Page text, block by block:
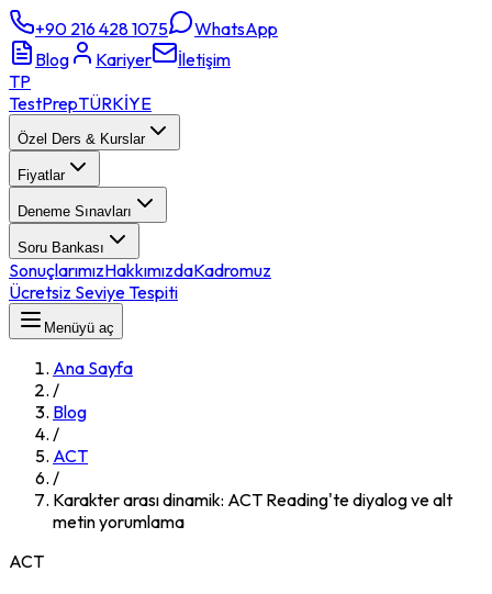
+90 216 428 1075
WhatsApp
Blog
Kariyer
İletişim
TP
TestPrepTÜRKİYE
Özel Ders & Kurslar
Fiyatlar
Deneme Sınavları
Soru Bankası
SonuçlarımızHakkımızdaKadromuz
Ücretsiz Seviye Tespiti
Menüyü aç
Ana Sayfa
/
Blog
/
ACT
/
Karakter arası dinamik: ACT Reading'te diyalog ve alt
metin yorumlama
ACT